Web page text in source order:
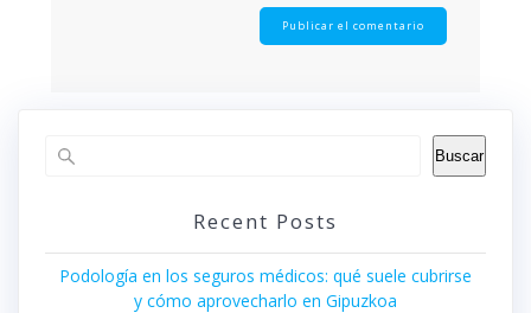
Buscar
Recent Posts
Podología en los seguros médicos: qué suele cubrirse
y cómo aprovecharlo en Gipuzkoa